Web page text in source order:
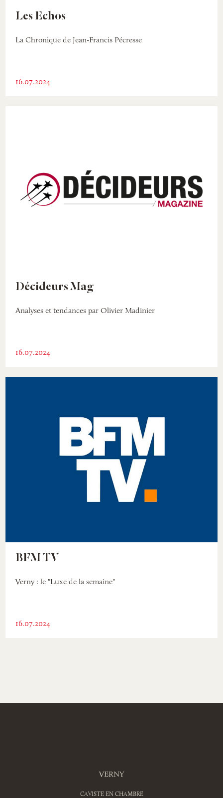
Les Echos
La Chronique de Jean-Francis Pécresse
16.07.2024
Décideurs Mag
Analyses et tendances par Olivier Madinier
16.07.2024
BFM TV
Verny : le "Luxe de la semaine"
16.07.2024
VERNY
CAVISTE EN CHAMBRE